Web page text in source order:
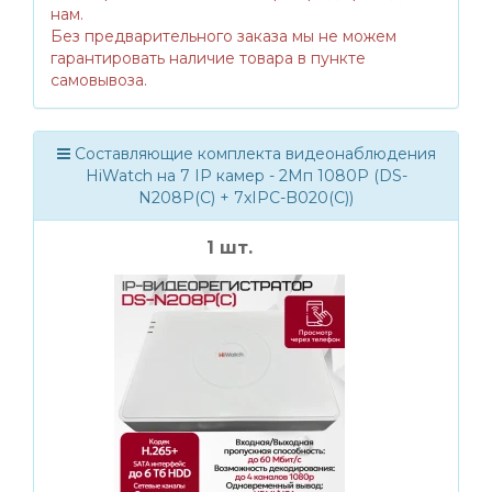
нам.
Без предварительного заказа мы не можем
гарантировать наличие товара в пункте
самовывоза.
Составляющие комплекта видеонаблюдения
HiWatch на 7 IP камер - 2Мп 1080P (DS-
N208P(C) + 7xIPC-B020(C))
1 шт.